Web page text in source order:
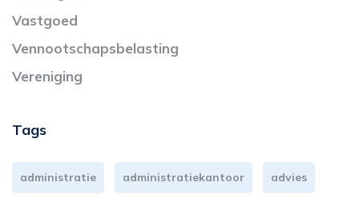
Vastgoed
Vennootschapsbelasting
Vereniging
Tags
administratie administratiekantoor advies